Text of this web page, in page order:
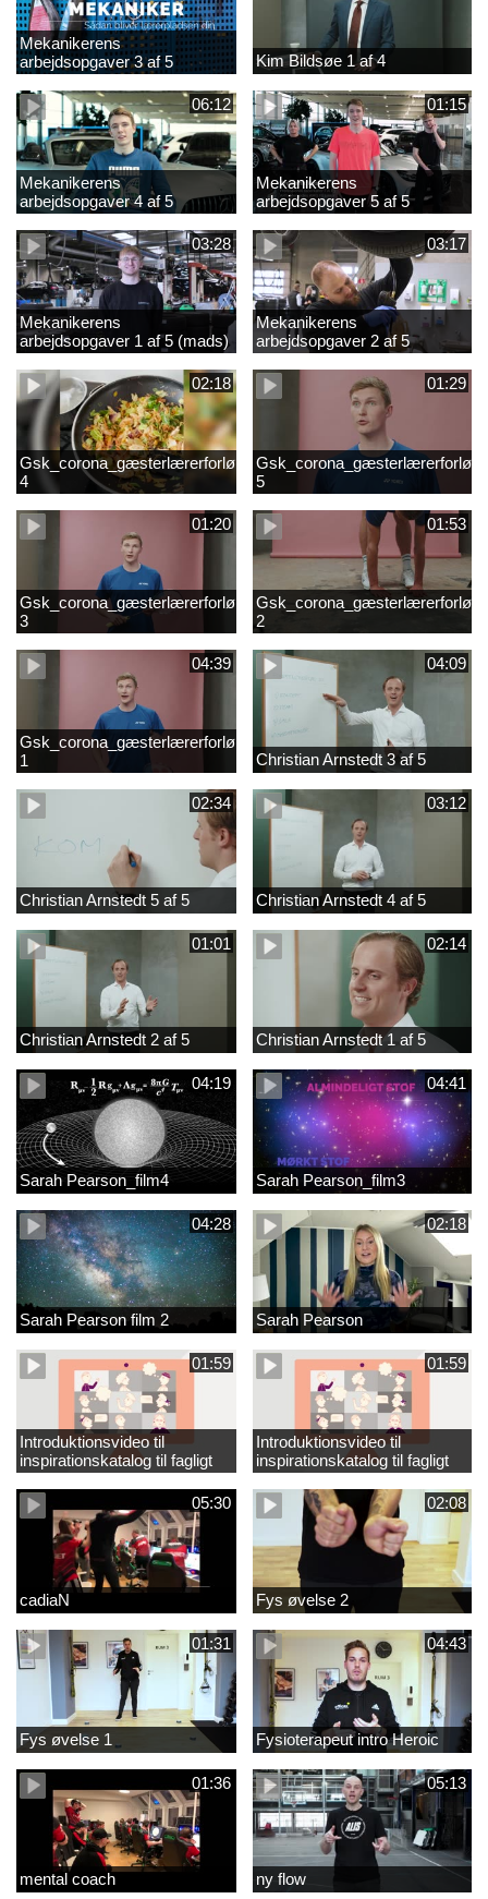
Mekanikerens
arbejdsopgaver 3 af 5
(lærepladssøgning)
Kim Bildsøe 1 af 4
06:12
Mekanikerens
arbejdsopgaver 4 af 5
(Frederik Vesti)
01:15
Mekanikerens
arbejdsopgaver 5 af 5
(Frederik Vesti)
03:28
Mekanikerens
arbejdsopgaver 1 af 5 (mads)
03:17
Mekanikerens
arbejdsopgaver 2 af 5
(magnus)
02:18
Gsk_corona_gæsterlærerforløb_Axelsen_del
4
01:29
5
01:20
Gsk_corona_gæsterlærerforløb_Axelsen_del
3
01:53
2
04:39
Gsk_corona_gæsterlærerforløb_Axelsen_del
1
04:09
Christian Arnstedt 3 af 5
02:34
Christian Arnstedt 5 af 5
03:12
Christian Arnstedt 4 af 5
01:01
Christian Arnstedt 2 af 5
02:14
Christian Arnstedt 1 af 5
04:19
Sarah Pearson_film4
04:41
Sarah Pearson_film3
04:28
Sarah Pearson film 2
02:18
Sarah Pearson
01:59
Introduktionsvideo til
inspirationskatalog til fagligt
løft_tilrettet
01:59
Introduktionsvideo til
inspirationskatalog til fagligt
løft
05:30
cadiaN
02:08
Fys øvelse 2
01:31
Fys øvelse 1
04:43
Fysioterapeut intro Heroic
01:36
mental coach
05:13
ny flow